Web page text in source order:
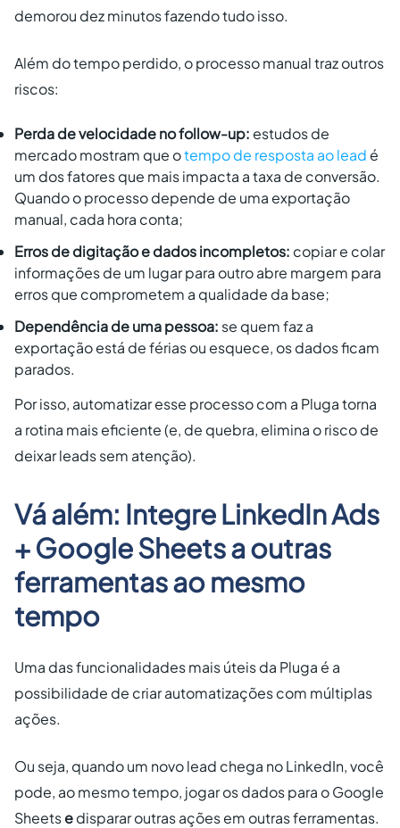
demorou dez minutos fazendo tudo isso.
Além do tempo perdido, o processo manual traz outros
riscos:
Perda de velocidade no follow-up: estudos de
mercado mostram que otempo de resposta ao lead é
um dos fatores que mais impacta a taxa de conversão.
Quando o processo depende de uma exportação
manual, cada hora conta;
Erros de digitação e dados incompletos: copiar e colar
informações de um lugar para outro abre margem para
erros que comprometem a qualidade da base;
Dependência de uma pessoa: se quem faz a
exportação está de férias ou esquece, os dados ficam
parados.
Por isso, automatizar esse processo com a Pluga torna
a rotina mais eficiente (e, de quebra, elimina o risco de
deixar leads sem atenção).
Vá além: Integre LinkedIn Ads
+ Google Sheets a outras
ferramentas ao mesmo
tempo
Uma das funcionalidades mais úteis da Pluga é a
possibilidade de criar automatizações com múltiplas
ações.
Ou seja, quando um novo lead chega no LinkedIn, você
pode, ao mesmo tempo, jogar os dados para o Google
Sheetsedisparar outras ações em outras ferramentas.